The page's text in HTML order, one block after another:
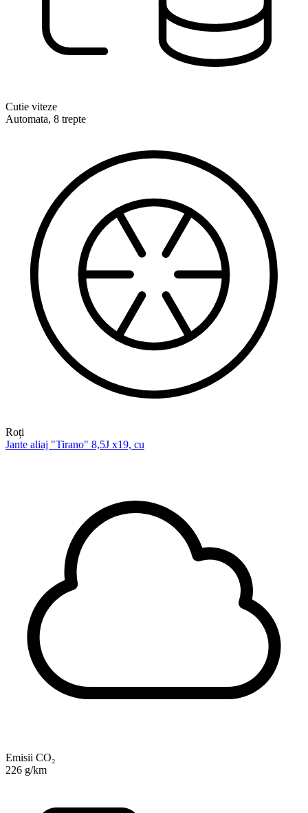
Cutie viteze
Automata, 8 trepte
Roți
Jante aliaj "Tirano" 8,5J x19, cu
Emisii CO₂
226 g/km